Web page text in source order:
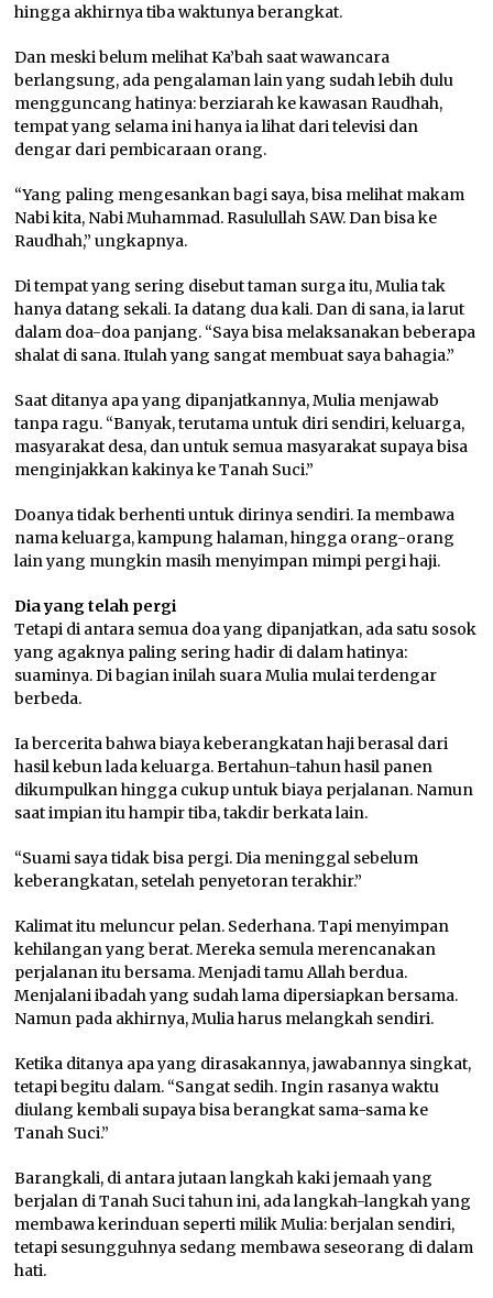
hingga akhirnya tiba waktunya berangkat.
Dan meski belum melihat Ka’bah saat wawancara
berlangsung, ada pengalaman lain yang sudah lebih dulu
mengguncang hatinya: berziarah ke kawasan Raudhah,
tempat yang selama ini hanya ia lihat dari televisi dan
dengar dari pembicaraan orang.
“Yang paling mengesankan bagi saya, bisa melihat makam
Nabi kita, Nabi Muhammad. Rasulullah SAW. Dan bisa ke
Raudhah,” ungkapnya.
Di tempat yang sering disebut taman surga itu, Mulia tak
hanya datang sekali. Ia datang dua kali. Dan di sana, ia larut
dalam doa-doa panjang. “Saya bisa melaksanakan beberapa
shalat di sana. Itulah yang sangat membuat saya bahagia.”
Saat ditanya apa yang dipanjatkannya, Mulia menjawab
tanpa ragu. “Banyak, terutama untuk diri sendiri, keluarga,
masyarakat desa, dan untuk semua masyarakat supaya bisa
menginjakkan kakinya ke Tanah Suci.”
Doanya tidak berhenti untuk dirinya sendiri. Ia membawa
nama keluarga, kampung halaman, hingga orang-orang
lain yang mungkin masih menyimpan mimpi pergi haji.
Dia yang telah pergi
Tetapi di antara semua doa yang dipanjatkan, ada satu sosok
yang agaknya paling sering hadir di dalam hatinya:
suaminya. Di bagian inilah suara Mulia mulai terdengar
berbeda.
Ia bercerita bahwa biaya keberangkatan haji berasal dari
hasil kebun lada keluarga. Bertahun-tahun hasil panen
dikumpulkan hingga cukup untuk biaya perjalanan. Namun
saat impian itu hampir tiba, takdir berkata lain.
“Suami saya tidak bisa pergi. Dia meninggal sebelum
keberangkatan, setelah penyetoran terakhir.”
Kalimat itu meluncur pelan. Sederhana. Tapi menyimpan
kehilangan yang berat. Mereka semula merencanakan
perjalanan itu bersama. Menjadi tamu Allah berdua.
Menjalani ibadah yang sudah lama dipersiapkan bersama.
Namun pada akhirnya, Mulia harus melangkah sendiri.
Ketika ditanya apa yang dirasakannya, jawabannya singkat,
tetapi begitu dalam. “Sangat sedih. Ingin rasanya waktu
diulang kembali supaya bisa berangkat sama-sama ke
Tanah Suci.”
Barangkali, di antara jutaan langkah kaki jemaah yang
berjalan di Tanah Suci tahun ini, ada langkah-langkah yang
membawa kerinduan seperti milik Mulia: berjalan sendiri,
tetapi sesungguhnya sedang membawa seseorang di dalam
hati.